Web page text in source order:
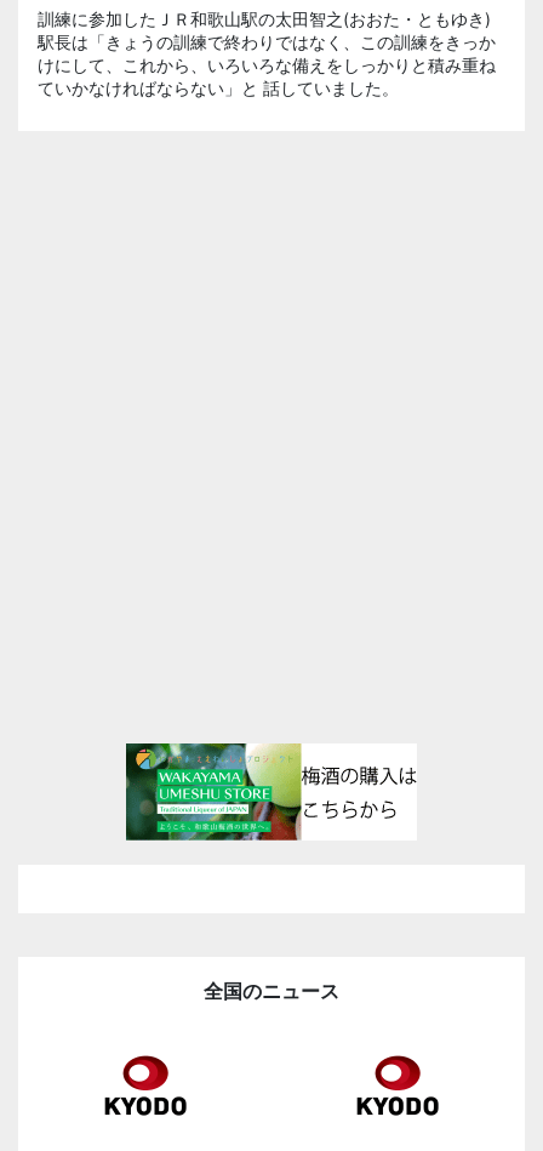
訓練に参加したＪＲ和歌山駅の太田智之(おおた・ともゆき)
駅長は「きょうの訓練で終わりではなく、この訓練をきっか
けにして、これから、いろいろな備えをしっかりと積み重ね
ていかなければならない」と 話していました。
全国のニュース